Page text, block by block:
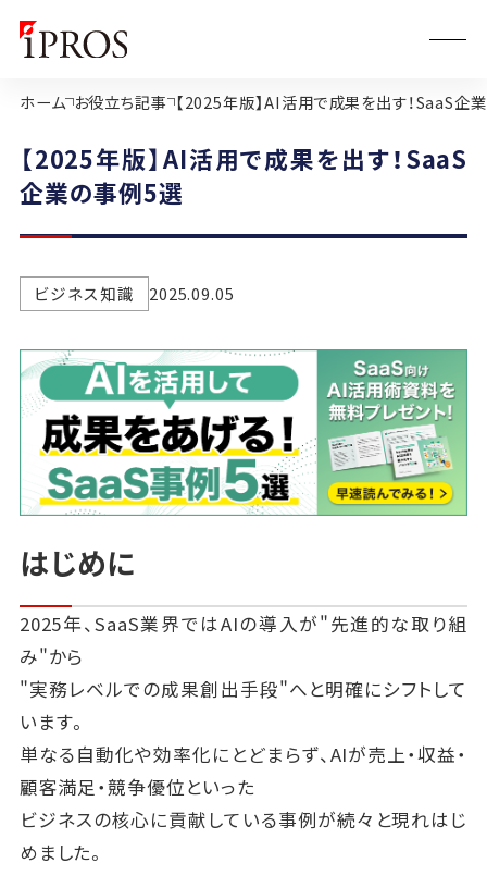
ホーム お役立ち記事 【2025年版】AI活用で成果を出す！SaaS企
【2025年版】AI活用で成果を出す！SaaS
企業の事例5選
ビジネス知識 2025.09.05
はじめに
2025年、SaaS業界ではAIの導入が"先進的な取り組
み"から
"実務レベルでの成果創出手段"へと明確にシフトして
います。
単なる自動化や効率化にとどまらず、AIが売上・収益・
顧客満足・競争優位といった
ビジネスの核心に貢献している事例が続々と現れはじ
めました。